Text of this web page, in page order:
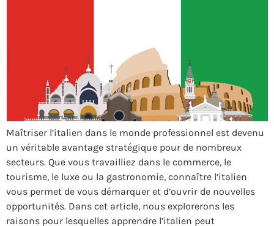
Maîtriser l’italien dans le monde professionnel est devenu
un véritable avantage stratégique pour de nombreux
secteurs. Que vous travailliez dans le commerce, le
tourisme, le luxe ou la gastronomie, connaître l’italien
vous permet de vous démarquer et d’ouvrir de nouvelles
opportunités. Dans cet article, nous explorerons les
raisons pour lesquelles apprendre l’italien peut